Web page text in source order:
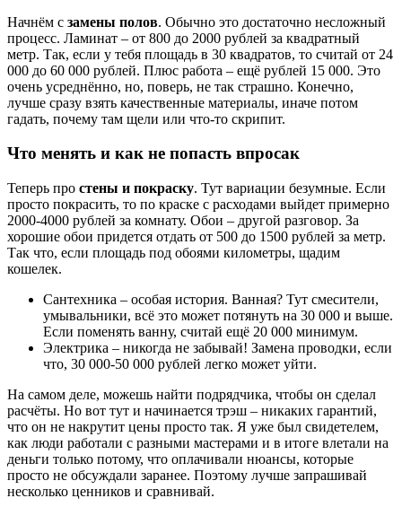
Начнём с замены полов. Обычно это достаточно несложный
процесс. Ламинат – от 800 до 2000 рублей за квадратный
метр. Так, если у тебя площадь в 30 квадратов, то считай от 24
000 до 60 000 рублей. Плюс работа – ещё рублей 15 000. Это
очень усреднённо, но, поверь, не так страшно. Конечно,
лучше сразу взять качественные материалы, иначе потом
гадать, почему там щели или что-то скрипит.
Что менять и как не попасть впросак
Теперь про стены и покраску. Тут вариации безумные. Если
просто покрасить, то по краске с расходами выйдет примерно
2000-4000 рублей за комнату. Обои – другой разговор. За
хорошие обои придется отдать от 500 до 1500 рублей за метр.
Так что, если площадь под обоями километры, щадим
кошелек.
Сантехника – особая история. Ванная? Тут смесители,
умывальники, всё это может потянуть на 30 000 и выше.
Если поменять ванну, считай ещё 20 000 минимум.
Электрика – никогда не забывай! Замена проводки, если
что, 30 000-50 000 рублей легко может уйти.
На самом деле, можешь найти подрядчика, чтобы он сделал
расчёты. Но вот тут и начинается трэш – никаких гарантий,
что он не накрутит цены просто так. Я уже был свидетелем,
как люди работали с разными мастерами и в итоге влетали на
деньги только потому, что оплачивали нюансы, которые
просто не обсуждали заранее. Поэтому лучше запрашивай
несколько ценников и сравнивай.